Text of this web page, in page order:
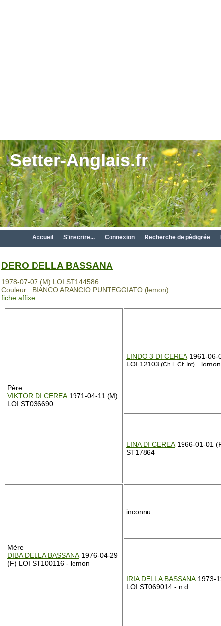
Setter-Anglais.fr
Accueil S'inscrire... Connexion Recherche de pédigrée
DERO DELLA BASSANA
1978-07-07 (M) LOI ST144586
Couleur : BIANCO ARANCIO PUNTEGGIATO (lemon)
fiche affixe
Père
VIKTOR DI CEREA 1971-04-11 (M)
LOI ST036690
LINDO 3 DI CEREA 1961-06-
LOI 12103 (Ch L Ch Int) - lemon
LINA DI CEREA 1966-01-01
ST17864
Mère
DIBA DELLA BASSANA 1976-04-29
(F) LOI ST100116 - lemon
inconnu
IRIA DELLA BASSANA 1973-
LOI ST069014 - n.d.